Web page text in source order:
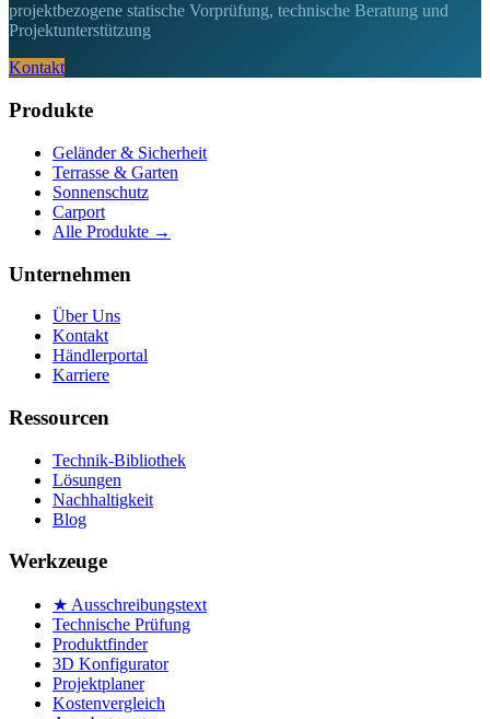
projektbezogene statische Vorprüfung, technische Beratung und
Projektunterstützung
Kontakt
Produkte
Geländer & Sicherheit
Terrasse & Garten
Sonnenschutz
Carport
Alle Produkte →
Unternehmen
Über Uns
Kontakt
Händlerportal
Karriere
Ressourcen
Technik-Bibliothek
Lösungen
Nachhaltigkeit
Blog
Werkzeuge
★ Ausschreibungstext
Technische Prüfung
Produktfinder
3D Konfigurator
Projektplaner
Kostenvergleich